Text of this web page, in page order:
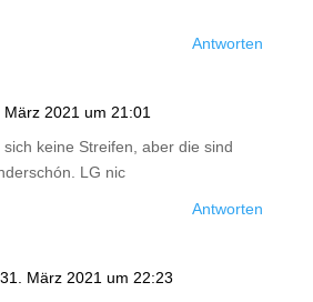
Antworten
2021 um 21:01
sich keine Streifen, aber die sind
LG nic
Antworten
März 2021 um 22:23